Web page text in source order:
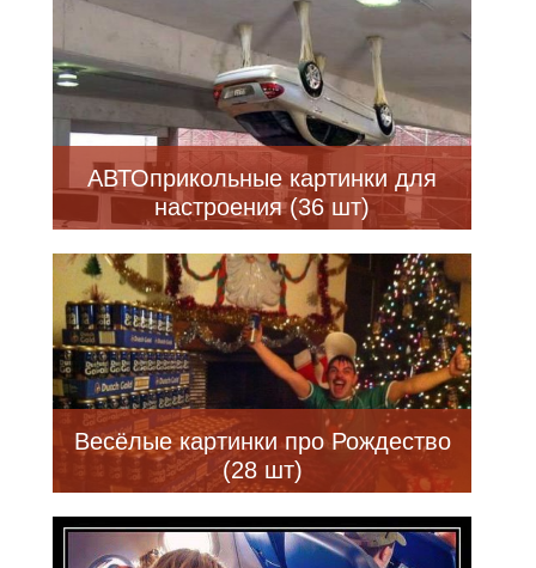
АВТОприкольные картинки для
настроения (36 шт)
Весёлые картинки про Рождество
(28 шт)